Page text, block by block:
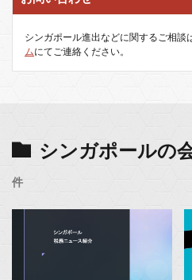
シンガポール進出などに関するご相談
ムにてご連絡ください。
シンガポールの
件